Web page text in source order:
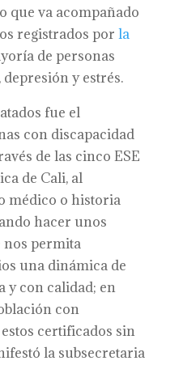
que va acompañado
registrados por la
de personas
y estrés.
fue el
con discapacidad
de las cinco ESE
de Cali, al
médico o historia
hacer unos
nos permita
una dinámica de
y con calidad; en
con
certificados sin
la subsecretaria